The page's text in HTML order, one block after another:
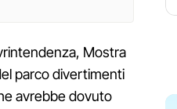
Mostra
parco divertimenti
avrebbe dovuto